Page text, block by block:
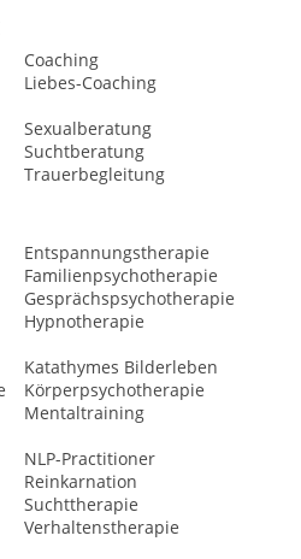
Coaching
Liebes-Coaching
Sexualberatung
Suchtberatung
Trauerbegleitung
Entspannungstherapie
Familienpsychotherapie
Gesprächspsychotherapie
Hypnotherapie
Katathymes Bilderleben
Körperpsychotherapie
Mentaltraining
NLP-Practitioner
Reinkarnation
Suchttherapie
Verhaltenstherapie